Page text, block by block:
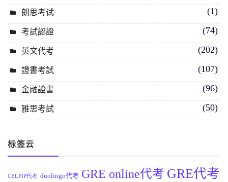
朗思考试 (1)
考試認證 (74)
英文代考 (202)
證書考試 (107)
金融證書 (96)
雅思考試 (50)
标签云
CELPIP代考 duolingo代考 GRE online代考 GRE代考